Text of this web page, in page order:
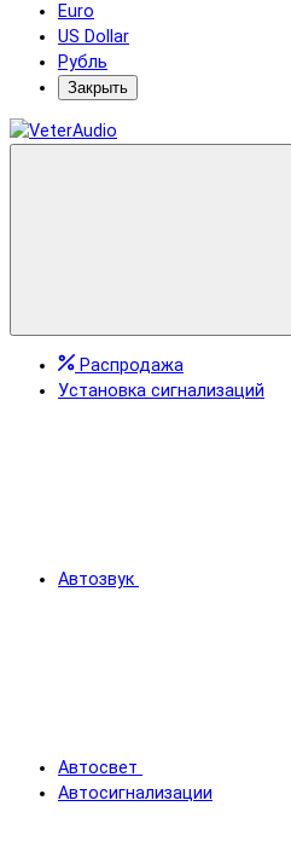
Euro
US Dollar
Рубль
Закрыть
Распродажа
Установка сигнализаций
Автозвук
Автосвет
Автосигнализации